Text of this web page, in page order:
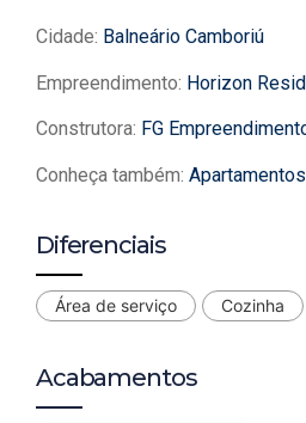
Cidade: Balneário Camboriú
Empreendimento: Horizon
Construtora: FG
Conheça também:
Diferenciais
Área de serviço Cozinha
Acabamentos